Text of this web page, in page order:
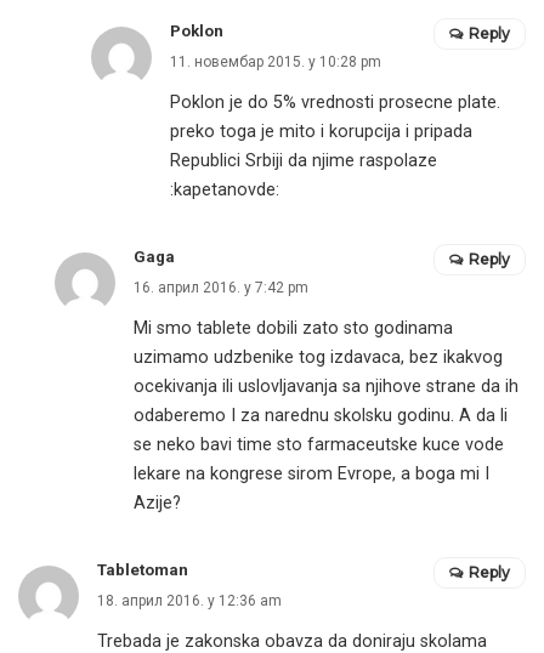
Poklon
11. новембар 2015. у 10:28 pm
Poklon je do 5% vrednosti prosecne plate.
preko toga je mito i korupcija i pripada
Republici Srbiji da njime raspolaze
:kapetanovde:
Reply
Gaga
16. април 2016. у 7:42 pm
Mi smo tablete dobili zato sto godinama
uzimamo udzbenike tog izdavaca, bez ikakvog
ocekivanja ili uslovljavanja sa njihove strane da ih
odaberemo I za narednu skolsku godinu. A da li
se neko bavi time sto farmaceutske kuce vode
lekare na kongrese sirom Evrope, a boga mi I
Azije?
Reply
Tabletoman
18. април 2016. у 12:36 am
Trebada je zakonska obavza da doniraju skolama
Reply